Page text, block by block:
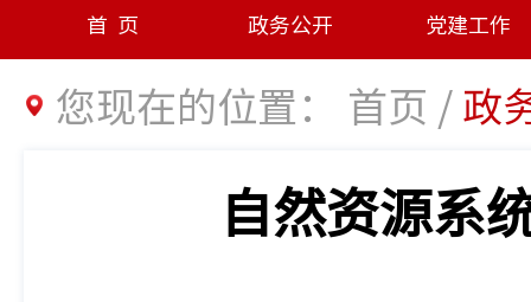
首页 政务公开 党建工作
您现在的位置： 首页 /政
自然资源系